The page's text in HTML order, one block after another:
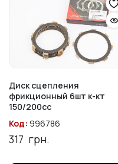
Диск сцепления
фрикционный 6шт к-кт
150/200cc
Код: 996786
317 грн.